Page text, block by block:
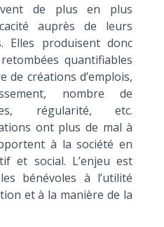
de plus en plus
auprès de leurs
Elles produisent donc
quantifiables
de créations d’emplois,
nombre de
régularité, etc.
ont plus de mal à
à la société en
et social. L’enjeu est
bénévoles à l’utilité
et à la manière de la